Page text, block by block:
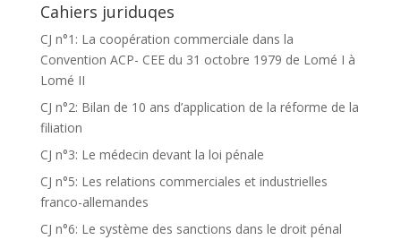
Cahiers juriduqes
CJ n°1: La coopération commerciale dans la
Convention ACP- CEE du 31 octobre 1979 de Lomé I à
Lomé II
CJ n°2: Bilan de 10 ans d’application de la réforme de la
filiation
CJ n°3: Le médecin devant la loi pénale
CJ n°5: Les relations commerciales et industrielles
franco-allemandes
CJ n°6: Le système des sanctions dans le droit pénal